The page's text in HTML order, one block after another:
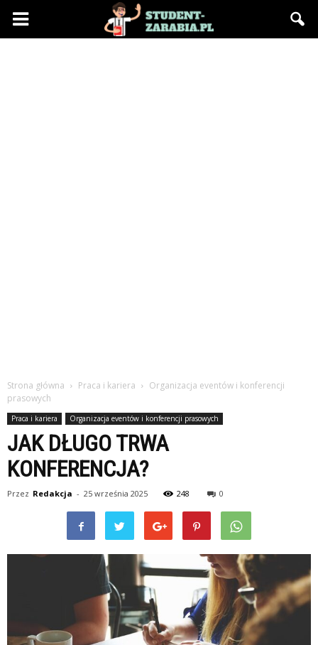
Blog
Strona główna Praca i kariera
Organizacja eventów i konferencji
prasowych
Praca i kariera Organizacja eventów i konferencji prasowych
JAK DŁUGO TRWA
KONFERENCJA?
Przez Redakcja - 25 września 2025 248 0